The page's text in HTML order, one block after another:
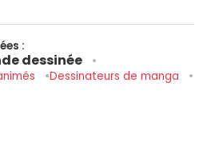
:
dessinée
Dessinateurs de manga